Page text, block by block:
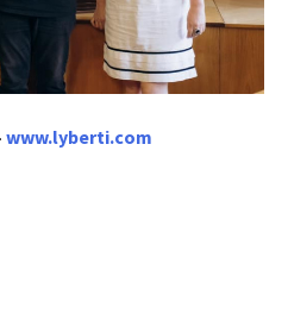
www.lyberti.com